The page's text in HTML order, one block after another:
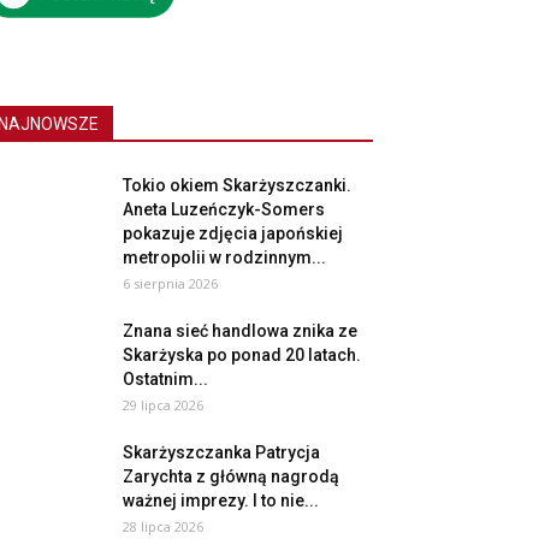
NAJNOWSZE
Tokio okiem Skarżyszczanki.
Aneta Luzeńczyk-Somers
pokazuje zdjęcia japońskiej
metropolii w rodzinnym...
6 sierpnia 2026
Znana sieć handlowa znika ze
Skarżyska po ponad 20 latach.
Ostatnim...
29 lipca 2026
Skarżyszczanka Patrycja
Zarychta z główną nagrodą
ważnej imprezy. I to nie...
28 lipca 2026